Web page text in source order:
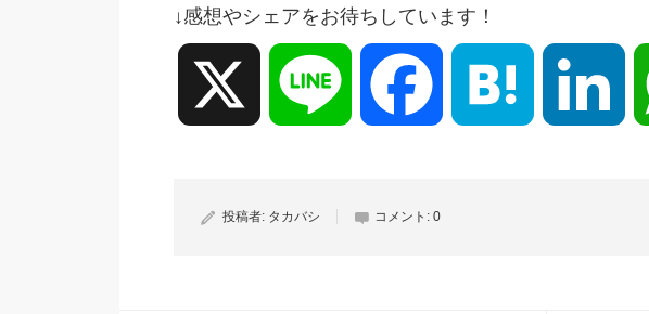
↓感想やシェアをお待ちしています！
Line Facebook Hatena
投稿者: タカバシ コメント: 0